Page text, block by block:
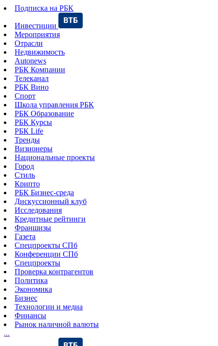
Подписка на РБК
Инвестиции
Мероприятия
Отрасли
Недвижимость
Autonews
РБК Компании
Телеканал
РБК Вино
Спорт
Школа управления РБК
РБК Образование
РБК Курсы
РБК Life
Тренды
Визионеры
Национальные проекты
Город
Стиль
Крипто
РБК Бизнес-среда
Дискуссионный клуб
Исследования
Кредитные рейтинги
Франшизы
Газета
Спецпроекты СПб
Конференции СПб
Спецпроекты
Проверка контрагентов
Политика
Экономика
Бизнес
Технологии и медиа
Финансы
Рынок наличной валюты
...